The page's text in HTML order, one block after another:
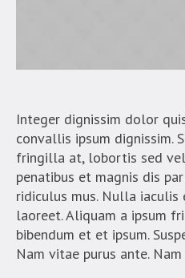
Integer dignissim dolor
convallis ipsum dignissim.
fringilla at, lobortis sed
penatibus et magnis dis
ridiculus mus. Nulla iaculis
laoreet. Aliquam a ipsum
bibendum et et ipsum.
Nam vitae purus ante.